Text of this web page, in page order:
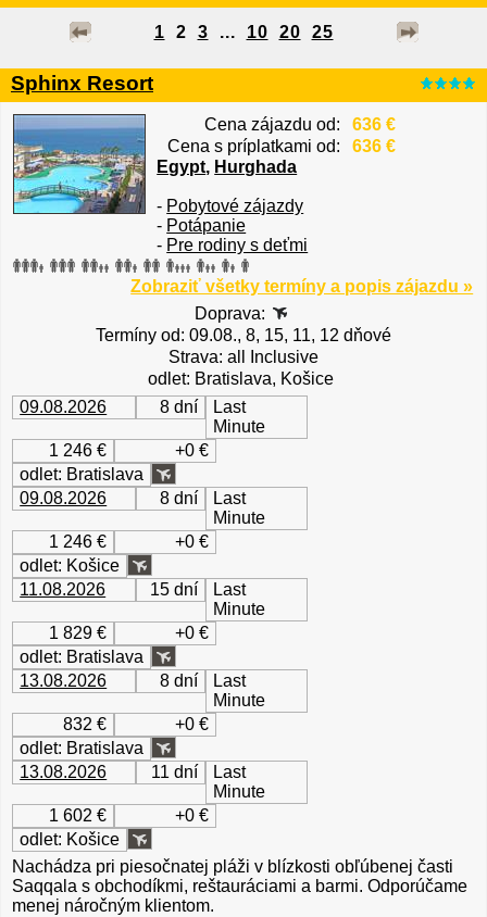
1 2 3 ... 10 20 25
Sphinx Resort
Cena zájazdu od:
636 €
Cena s príplatkami od:
636 €
Egypt, Hurghada
- Pobytové zájazdy
- Potápanie
- Pre rodiny s deťmi
Zobraziť všetky termíny a popis zájazdu »
Doprava:
Termíny od: 09.08., 8, 15, 11, 12 dňové
Strava: all Inclusive
odlet: Bratislava, Košice
09.08.2026
8 dní
Last
Minute
1 246 €
+0 €
odlet: Bratislava
09.08.2026
8 dní
Last
Minute
1 246 €
+0 €
odlet: Košice
11.08.2026
15 dní
Last
Minute
1 829 €
+0 €
odlet: Bratislava
13.08.2026
8 dní
Last
Minute
832 €
+0 €
odlet: Bratislava
13.08.2026
11 dní
Last
Minute
1 602 €
+0 €
odlet: Košice
Nachádza pri piesočnatej pláži v blízkosti obľúbenej časti
Saqqala s obchodíkmi, reštauráciami a barmi. Odporúčame
menej náročným klientom.